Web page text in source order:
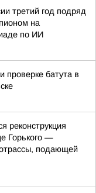
третий год подряд
на
по ИИ
батута в
реконструкция
Горького —
подающей